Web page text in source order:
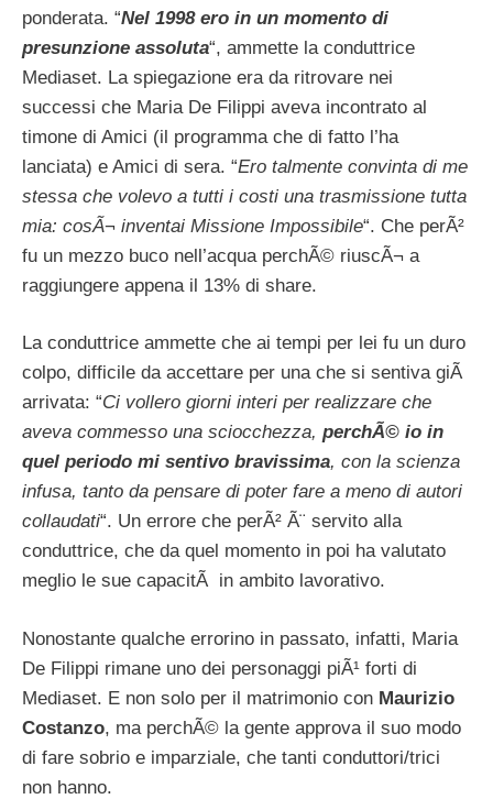
ponderata. “Nel 1998 ero in un momento di
presunzione assoluta“, ammette la conduttrice
Mediaset. La spiegazione era da ritrovare nei
successi che Maria De Filippi aveva incontrato al
timone di Amici (il programma che di fatto l’ha
lanciata) e Amici di sera. “Ero talmente convinta di me
stessa che volevo a tutti i costi una trasmissione tutta
mia: cosÃ¬ inventai Missione Impossibile“. Che perÃ²
fu un mezzo buco nell’acqua perchÃ© riuscÃ¬ a
raggiungere appena il 13% di share.
La conduttrice ammette che ai tempi per lei fu un duro
colpo, difficile da accettare per una che si sentiva giÃ
arrivata: “Ci vollero giorni interi per realizzare che
aveva commesso una sciocchezza, perchÃ© io in
quel periodo mi sentivo bravissima, con la scienza
infusa, tanto da pensare di poter fare a meno di autori
collaudati“. Un errore che perÃ² Ã¨ servito alla
conduttrice, che da quel momento in poi ha valutato
meglio le sue capacitÃ in ambito lavorativo.
Nonostante qualche errorino in passato, infatti, Maria
De Filippi rimane uno dei personaggi piÃ¹ forti di
Mediaset. E non solo per il matrimonio con Maurizio
Costanzo, ma perchÃ© la gente approva il suo modo
di fare sobrio e imparziale, che tanti conduttori/trici
non hanno.